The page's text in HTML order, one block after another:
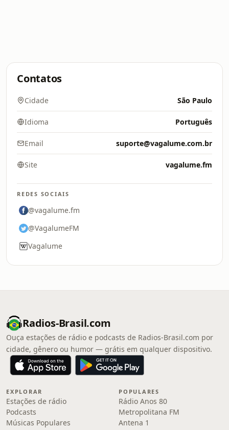
Contatos
Cidade São Paulo
Idioma Português
Email suporte@vagalume.com.br
Site vagalume.fm
REDES SOCIAIS
@vagalume.fm
@VagalumeFM
Vagalume
Radios-Brasil.com
Ouça estações de rádio e podcasts de Radios-Brasil.com por
cidade, gênero ou humor — grátis em qualquer dispositivo.
EXPLORAR
Estações de rádio
Podcasts
Músicas Populares
POPULARES
Rádio Anos 80
Metropolitana FM
Antena 1